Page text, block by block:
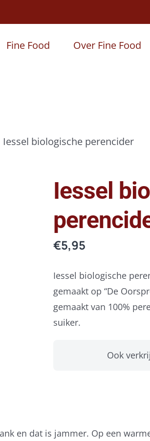
Fine Food Over Fine Food
Iessel biologische perencider
Iessel
€5,95
Iessel biologische
gemaakt op “De
gemaakt van 100%
suiker.
Ook
en dat is jammer. Op een